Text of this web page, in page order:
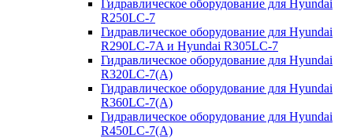
Гидравлическое оборудование для Hyundai
R250LC-7
Гидравлическое оборудование для Hyundai
R290LC-7A и Hyundai R305LC-7
Гидравлическое оборудование для Hyundai
R320LC-7(A)
Гидравлическое оборудование для Hyundai
R360LC-7(A)
Гидравлическое оборудование для Hyundai
R450LC-7(A)